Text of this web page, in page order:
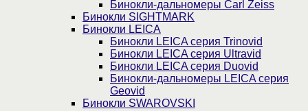
Бинокли-дальномеры Carl Zeiss
Бинокли SIGHTMARK
Бинокли LEICA
Бинокли LEICA серия Trinovid
Бинокли LEICA серия Ultravid
Бинокли LEICA серия Duovid
Бинокли-дальномеры LEICA серия
Geovid
Бинокли SWAROVSKI